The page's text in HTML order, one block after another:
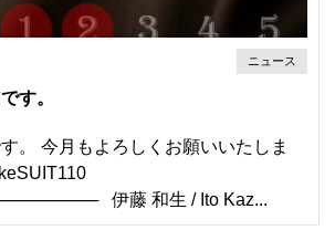
ニュース
す。
。 今月もよろしくお願いいたしま
伊藤 和生 / Ito Kaz...